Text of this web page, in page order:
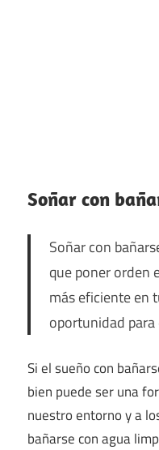
Soñar con
Soñar con
que poner orden
más eficiente en
oportunidad
Si el sueño con
bien puede ser una
nuestro entorno y a
bañarse con agua